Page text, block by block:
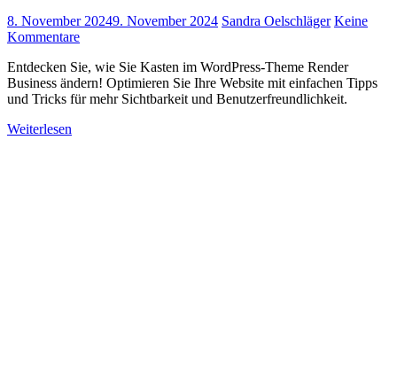
8. November 20249. November 2024 Sandra Oelschläger Keine
Kommentare
Entdecken Sie, wie Sie Kasten im WordPress-Theme Render
Business ändern! Optimieren Sie Ihre Website mit einfachen Tipps
und Tricks für mehr Sichtbarkeit und Benutzerfreundlichkeit.
Weiterlesen